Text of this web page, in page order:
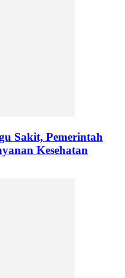
Sakit, Pemerintah
Kesehatan